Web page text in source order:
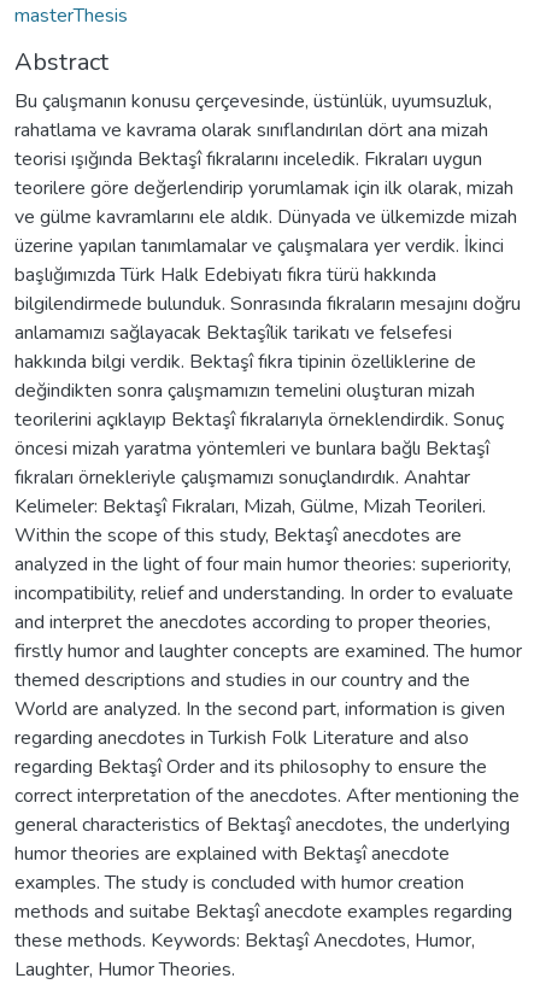
masterThesis
Abstract
Bu çalışmanın konusu çerçevesinde, üstünlük, uyumsuzluk,
rahatlama ve kavrama olarak sınıflandırılan dört ana mizah
teorisi ışığında Bektaşî fıkralarını inceledik. Fıkraları uygun
teorilere göre değerlendirip yorumlamak için ilk olarak, mizah
ve gülme kavramlarını ele aldık. Dünyada ve ülkemizde mizah
üzerine yapılan tanımlamalar ve çalışmalara yer verdik. İkinci
başlığımızda Türk Halk Edebiyatı fıkra türü hakkında
bilgilendirmede bulunduk. Sonrasında fıkraların mesajını doğru
anlamamızı sağlayacak Bektaşîlik tarikatı ve felsefesi
hakkında bilgi verdik. Bektaşî fıkra tipinin özelliklerine de
değindikten sonra çalışmamızın temelini oluşturan mizah
teorilerini açıklayıp Bektaşî fıkralarıyla örneklendirdik. Sonuç
öncesi mizah yaratma yöntemleri ve bunlara bağlı Bektaşî
fıkraları örnekleriyle çalışmamızı sonuçlandırdık. Anahtar
Kelimeler: Bektaşî Fıkraları, Mizah, Gülme, Mizah Teorileri.
Within the scope of this study, Bektaşî anecdotes are
analyzed in the light of four main humor theories: superiority,
incompatibility, relief and understanding. In order to evaluate
and interpret the anecdotes according to proper theories,
firstly humor and laughter concepts are examined. The humor
themed descriptions and studies in our country and the
World are analyzed. In the second part, information is given
regarding anecdotes in Turkish Folk Literature and also
regarding Bektaşî Order and its philosophy to ensure the
correct interpretation of the anecdotes. After mentioning the
general characteristics of Bektaşî anecdotes, the underlying
humor theories are explained with Bektaşî anecdote
examples. The study is concluded with humor creation
methods and suitabe Bektaşî anecdote examples regarding
these methods. Keywords: Bektaşî Anecdotes, Humor,
Laughter, Humor Theories.